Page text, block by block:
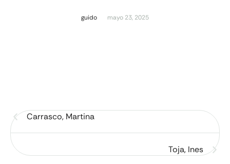
guido mayo 23, 2025
Carrasco, Martina
Toja, Ines